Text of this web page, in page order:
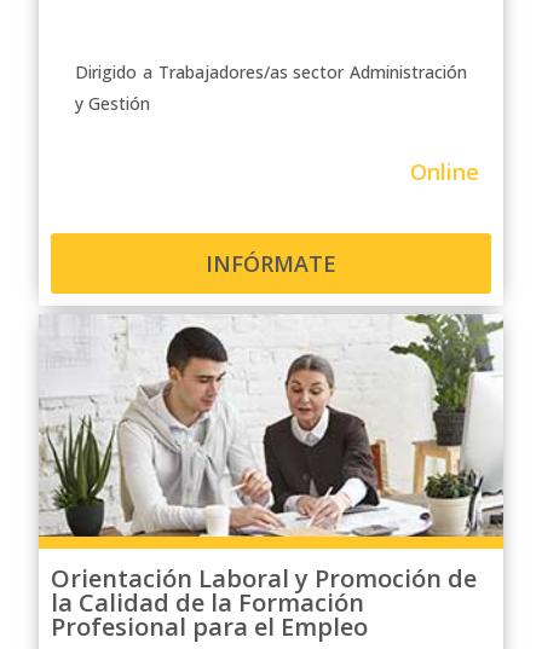
Dirigido a Trabajadores/as sector Administración
y Gestión
Online
INFÓRMATE
Orientación Laboral y Promoción de
la Calidad de la Formación
Profesional para el Empleo